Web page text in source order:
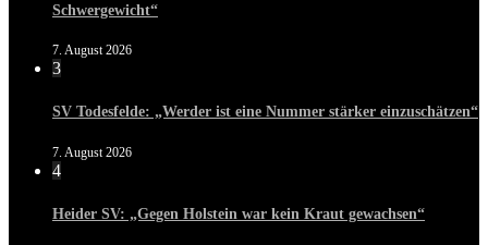
Schwergewicht“
7. August 2026
3
SV Todesfelde: „Werder ist eine Nummer stärker einzuschätzen“
7. August 2026
4
Heider SV: „Gegen Holstein war kein Kraut gewachsen“